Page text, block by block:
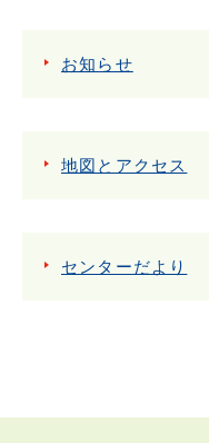
お知らせ
地図とアクセス
センターだより